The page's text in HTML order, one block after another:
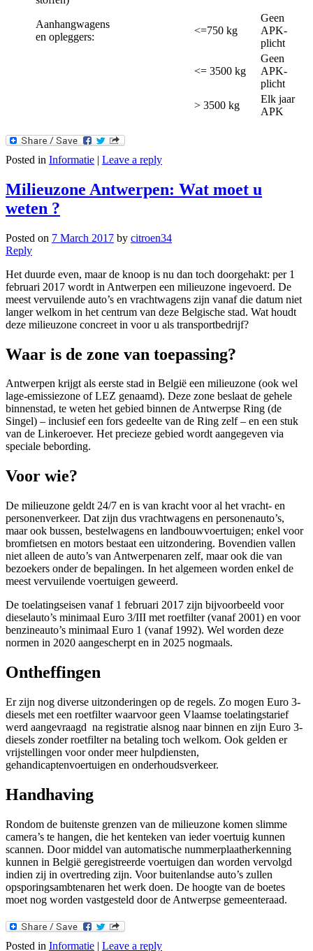
Aanhangwagens
en opleggers:
<=750 kg
Geen
APK-
plicht
<= 3500 kg
Geen
APK-
plicht
> 3500 kg
Elk jaar
APK
Posted in Informatie | Leave a reply
Milieuzone Antwerpen: Wat moet u
weten ?
Posted on 7 March 2017 by citroen34
Reply
Het duurde even, maar de knoop is nu dan toch doorgehakt: per 1
februari 2017 wordt in Antwerpen een milieuzone ingevoerd. De
meest vervuilende auto’s en vrachtwagens zijn vanaf die datum niet
langer welkom in het centrum van deze Belgische stad. Wat houdt
deze milieuzone concreet in voor u als transportbedrijf?
Waar is de zone van toepassing?
Antwerpen krijgt als eerste stad in België een milieuzone (ook wel
lage-emissiezone of LEZ genaamd). Deze zone beslaat de gehele
binnenstad, te weten het gebied binnen de Antwerpse Ring (de
Singel) – inclusief een fors gedeelte van de Ring zelf – en een stuk
van de Linkeroever. Het precieze gebied wordt aangegeven via
speciale bebording.
Voor wie?
De milieuzone geldt 24/7 en is van kracht voor al het vracht- en
personenverkeer. Dat zijn dus vrachtwagens en personenauto’s,
maar ook bussen, bestelwagens en landbouwvoertuigen; enkel voor
bromfietsen en motors bestaat een uitzondering. Bovendien vallen
niet alleen de auto’s van Antwerpenaren zelf, maar ook die van
bezoekers onder de bepalingen. In het algemeen worden enkel de
meest vervuilende voertuigen geweerd.
De toelatingseisen vanaf 1 februari 2017 zijn bijvoorbeeld voor
dieselauto’s minimaal Euro 3/III met roetfilter (vanaf 2001) en voor
benzineauto’s minimaal Euro 1 (vanaf 1992). Wel worden deze
normen in 2020 aangescherpt en in 2025 nogmaals.
Ontheffingen
Er zijn nog diverse uitzonderingen op de regels. Zo mogen Euro 3-
diesels met een roetfilter waarvoor geen Vlaamse toelatingstarief
werd aangevraagd na registratie alsnog naar binnen en zijn Euro 3-
diesels zonder roetfilter na betaling toch welkom. Ook gelden er
vrijstellingen voor onder meer hulpdiensten,
gehandicaptenvoertuigen en onderhoudsverkeer.
Handhaving
Rondom de buitenste grenzen van de milieuzone komen slimme
camera’s te hangen, die het kenteken van ieder voertuig kunnen
scannen. Door middel van automatische nummerplaatherkenning
kunnen in België geregistreerde voertuigen dan worden vervolgd
indien zij in overtreding zijn. Voor buitenlandse auto’s zullen
opsporingsambtenaren het werk doen. De hoogte van de boetes
moet nog worden vastgesteld door de Antwerpse gemeenteraad.
Posted in Informatie | Leave a reply